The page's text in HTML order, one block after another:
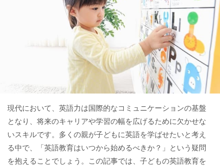
現代において、英語力は国際的なコミュニケーションの基盤
となり、将来のキャリアや学習の幅を広げるために欠かせな
いスキルです。多くの親が子どもに英語を学ばせたいと考え
る中で、「英語教育はいつから始めるべきか？」という疑問
を抱えることでしょう。この記事では、子どもの英語教育を